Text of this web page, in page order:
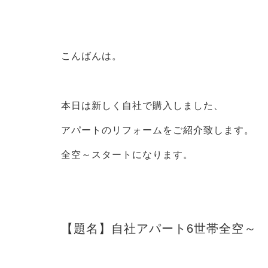
こんばんは。
本日は新しく自社で購入しました、
アパートのリフォームをご紹介致します。
全空～スタートになります。
【題名】自社アパート6世帯全空